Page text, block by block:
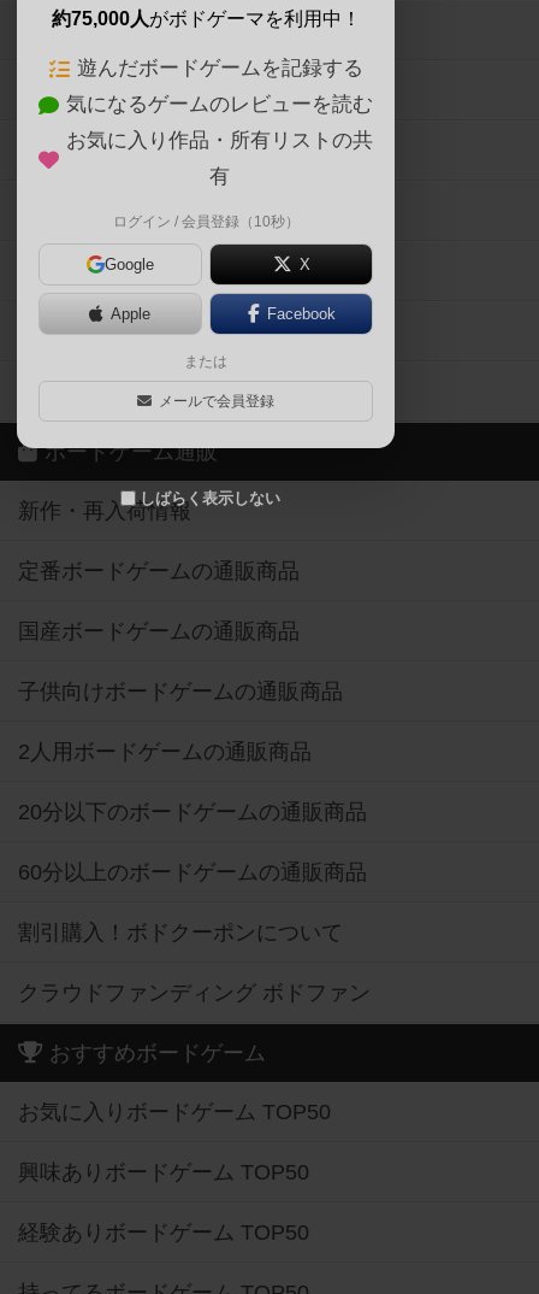
約75,000人がボドゲーマを利用中！
遊んだボードゲームを記録する
気になるゲームのレビューを読む
お気に入り作品・所有リストの共
有
ログイン / 会員登録（10秒）
Google X
Apple Facebook
または
メールで会員登録
しばらく表示しない
ボードゲームの新着レビュー
ボードゲーム会情報
メカニクス特集
掲示板・トピックス
ボドとも・会員一覧
ボードゲーム業界コラム
ボドゲーマご利用案内
ボードゲーム通販
新作・再入荷情報
定番ボードゲームの通販商品
国産ボードゲームの通販商品
子供向けボードゲームの通販商品
2人用ボードゲームの通販商品
20分以下のボードゲームの通販商品
60分以上のボードゲームの通販商品
割引購入！ボドクーポンについて
クラウドファンディング ボドファン
おすすめボードゲーム
お気に入りボードゲーム TOP50
興味ありボードゲーム TOP50
経験ありボードゲーム TOP50